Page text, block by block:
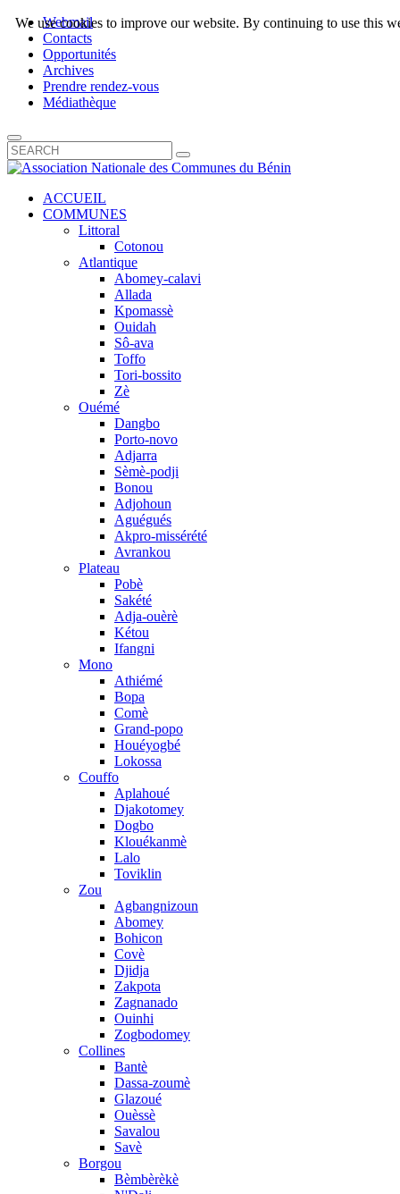
Webmail
Contacts
Opportunités
Archives
Prendre rendez-vous
Médiathèque
ACCUEIL
COMMUNES
Littoral
Cotonou
Atlantique
Abomey-calavi
Allada
Kpomassè
Ouidah
Sô-ava
Toffo
Tori-bossito
Zè
Ouémé
Dangbo
Porto-novo
Adjarra
Sèmè-podji
Bonou
Adjohoun
Aguégués
Akpro-missérété
Avrankou
Plateau
Pobè
Sakété
Adja-ouèrè
Kétou
Ifangni
Mono
Athiémé
Bopa
Comè
Grand-popo
Houéyogbé
Lokossa
Couffo
Aplahoué
Djakotomey
Dogbo
Klouékanmè
Lalo
Toviklin
Zou
Agbangnizoun
Abomey
Bohicon
Covè
Djidja
Zakpota
Zagnanado
Ouinhi
Zogbodomey
Collines
Bantè
Dassa-zoumè
Glazoué
Ouèssè
Savalou
Savè
Borgou
Bèmbèrèkè
We use cookies to improve our website. By continuing to use this